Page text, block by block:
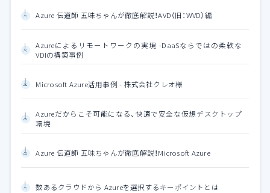
Azure 伝道師 五味ちゃんが徹底解説！AVD（旧：WVD）編
Azureによるリモートワークの実現 -DaaSならではの柔軟な
VDIの構築事例
Microsoft Azure活用事例 - 株式会社クレオ様
Azureだからこそ可能になる、快適で安全な仮想デスクトップ
環境
Azure 伝道師 五味ちゃんが徹底解説！Microsoft Azure
数あるクラウドから Azureを選択するキーポイントとは